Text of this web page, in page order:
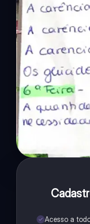
Acesso a